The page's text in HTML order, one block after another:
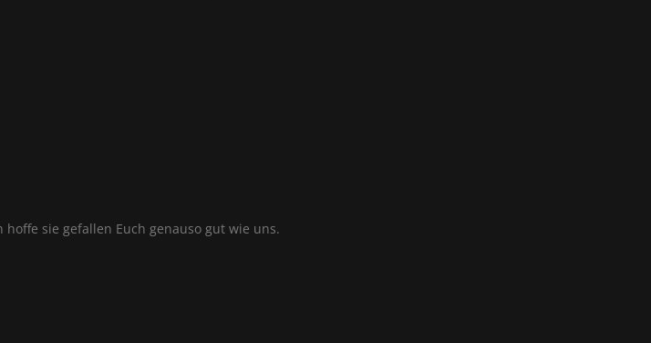
sie gefallen Euch genauso gut wie uns.